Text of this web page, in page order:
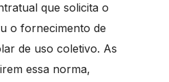
que solicita o
o fornecimento de
de uso coletivo. As
essa norma,